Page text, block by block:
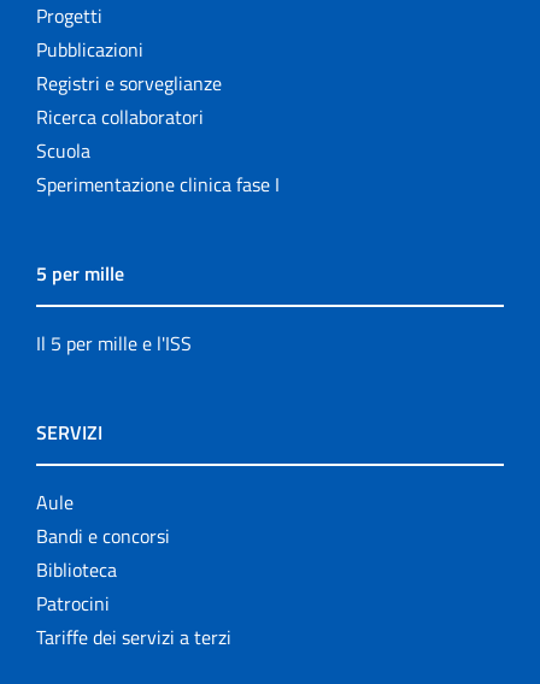
Progetti
Pubblicazioni
Registri e sorveglianze
Ricerca collaboratori
Scuola
Sperimentazione clinica fase I
5 per mille
Il 5 per mille e l'ISS
SERVIZI
Aule
Bandi e concorsi
Biblioteca
Patrocini
Tariffe dei servizi a terzi